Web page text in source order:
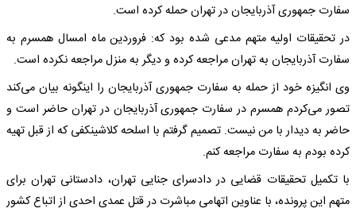
سفارت جمهوری آذربایجان در تهران حمله کرده است.
در تحقیقات اولیه متهم مدعی شده بود که: فروردین ماه امسال همسرم به
سفارت آذربایجان به تهران مراجعه کرده و دیگر به منزل مراجعه نکرده است.
وی انگیزه خود از حمله به سفارت جمهوری آذربایجان را اینگونه بیان می‌کند
تصور می‌کردم همسرم در سفارت جمهوری آذربایجان در تهران حاضر است و
حاضر به دیدار با من نیست. تصمیم گرفتم با اسلحه کلاشینکفی که از قبل تهیه
کرده بودم به سفارت مراجعه کنم.
با تکمیل تحقیقات قضایی در دادسرای جنایی تهران، دادستانی تهران برای
متهم این پرونده، با عناوین اتهامی مباشرت در قتل عمدی احدی از اتباع کشور